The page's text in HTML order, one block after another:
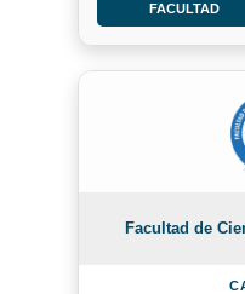
FACULTAD
Facultad de